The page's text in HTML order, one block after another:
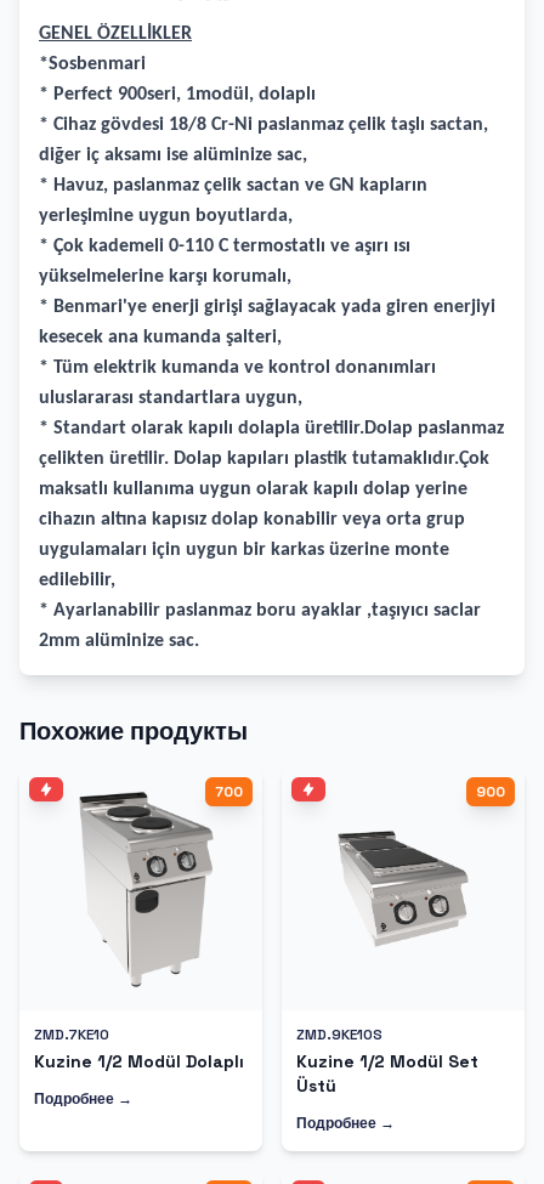
GENEL ÖZELLİKLER
*Sosbenmari
* Perfect 900seri, 1modül, dolaplı
* Cihaz gövdesi 18/8 Cr-Ni paslanmaz çelik taşlı sactan,
diğer iç aksamı ise alüminize sac,
* Havuz, paslanmaz çelik sactan ve GN kapların
yerleşimine uygun boyutlarda,
* Çok kademeli 0-110 C termostatlı ve aşırı ısı
yükselmelerine karşı korumalı,
* Benmari'ye enerji girişi sağlayacak yada giren enerjiyi
kesecek ana kumanda şalteri,
* Tüm elektrik kumanda ve kontrol donanımları
uluslararası standartlara uygun,
* Standart olarak kapılı dolapla üretilir.Dolap paslanmaz
çelikten üretilir. Dolap kapıları plastik tutamaklıdır.Çok
maksatlı kullanıma uygun olarak kapılı dolap yerine
cihazın altına kapısız dolap konabilir veya orta grup
uygulamaları için uygun bir karkas üzerine monte
edilebilir,
* Ayarlanabilir paslanmaz boru ayaklar ,taşıyıcı saclar
2mm alüminize sac.
Похожие продукты
700
ZMD.7KE10
Kuzine 1/2 Modül Dolaplı
Подробнее →
900
ZMD.9KE10S
Kuzine 1/2 Modül Set
Üstü
Подробнее →